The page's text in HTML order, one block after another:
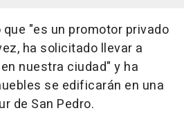
"es un promotor privado
ha solicitado llevar a
nuestra ciudad" y ha
se edificarán en una
de San Pedro.